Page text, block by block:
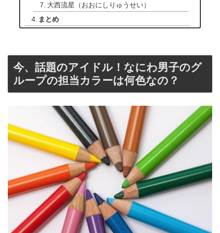
大西流星（おおにしりゅうせい）
まとめ
今、話題のアイドル！なにわ男子のグ
ループの担当カラーは何色なの？